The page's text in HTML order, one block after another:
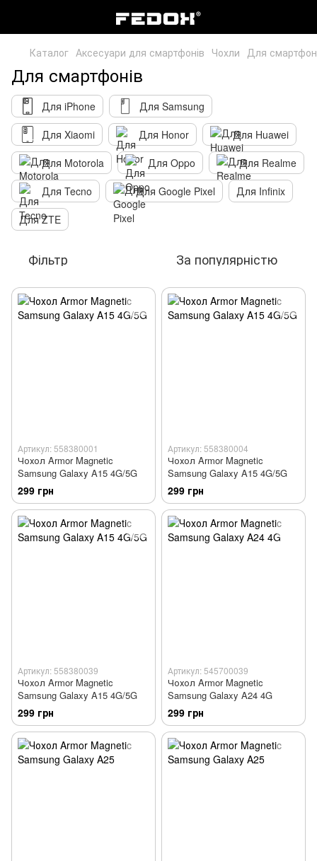
Каталог Аксесуари для смартфонів Чохли Для
Для смартфонів
Для iPhone
Для Samsung
Для Xiaomi
Для Honor
Для Huawei
Для Motorola
Для Oppo
Для Realme
Для Tecno
Для Google Pixel
Для Infinix
Для ZTE
Фільтр За популярністю
Артикул: 558380001
Чохол Armor Magnetic
Samsung Galaxy A15 4G/5G
299 грн
Артикул: 558380004
Чохол Armor Magnetic
Samsung Galaxy A15 4G/5G
299 грн
Артикул: 558380039
Чохол Armor Magnetic
Samsung Galaxy A15 4G/5G
299 грн
Артикул: 545700039
Чохол Armor Magnetic
Samsung Galaxy A24 4G
299 грн